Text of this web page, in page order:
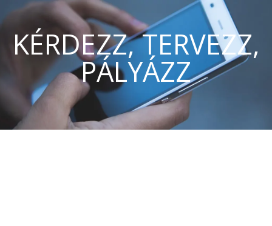
KÉRDEZZ, TERVEZZ,
PÁLYÁZZ